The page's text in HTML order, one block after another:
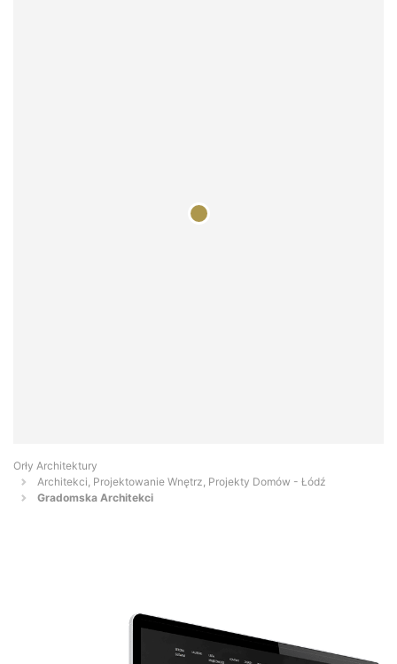
Orły Architektury
Architekci, Projektowanie Wnętrz, Projekty Domów - Łódź
Gradomska Architekci